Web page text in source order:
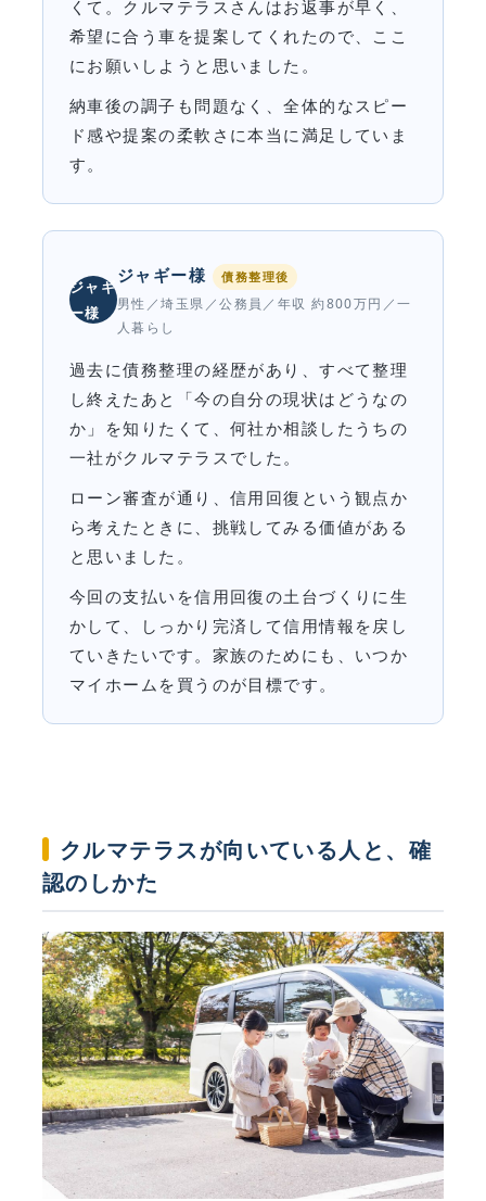
くて。クルマテラスさんはお返事が早く、
希望に合う車を提案してくれたので、ここ
にお願いしようと思いました。
納車後の調子も問題なく、全体的なスピー
ド感や提案の柔軟さに本当に満足していま
す。
ジャギ
ー様
ジャギー様 債務整理後
男性／埼玉県／公務員／年収 約800万円／一
人暮らし
過去に債務整理の経歴があり、すべて整理
し終えたあと「今の自分の現状はどうなの
か」を知りたくて、何社か相談したうちの
一社がクルマテラスでした。
ローン審査が通り、信用回復という観点か
ら考えたときに、挑戦してみる価値がある
と思いました。
今回の支払いを信用回復の土台づくりに生
かして、しっかり完済して信用情報を戻し
ていきたいです。家族のためにも、いつか
マイホームを買うのが目標です。
クルマテラスが向いている人と、確
認のしかた